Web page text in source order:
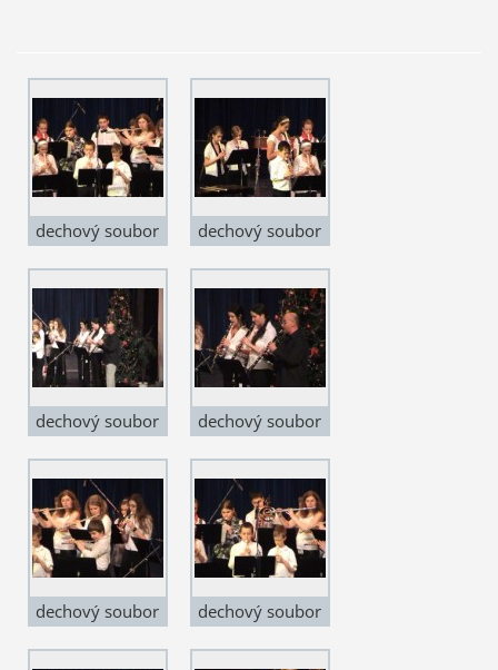
dechový soubor dechový soubor
dechový soubor dechový soubor
dechový soubor dechový soubor